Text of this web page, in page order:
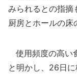
みられるとの指摘
厨房とホールの床
使用頻度の高い
と明かし、26日